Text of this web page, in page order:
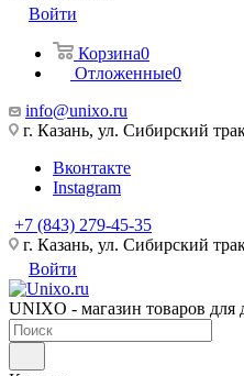
Войти
Корзина0
Отложенные0
info@unixo.ru
г. Казань, ул. Сибирский
Вконтакте
Instagram
+7 (843) 279-45-35
г. Казань, ул. Сибирский
Войти
UNIXO - магазин товаров для